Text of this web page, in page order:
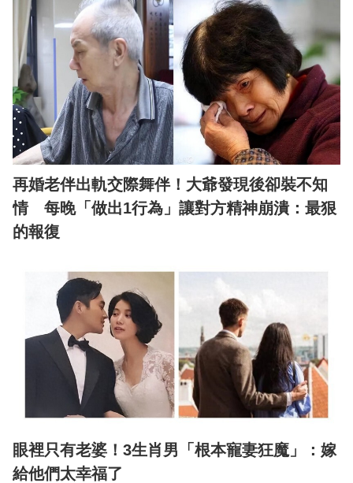
再婚老伴出軌交際舞伴！大爺發現後卻裝不知
情 每晚「做出1行為」讓對方精神崩潰：最狠
的報復
眼裡只有老婆！3生肖男「根本寵妻狂魔」：嫁
給他們太幸福了